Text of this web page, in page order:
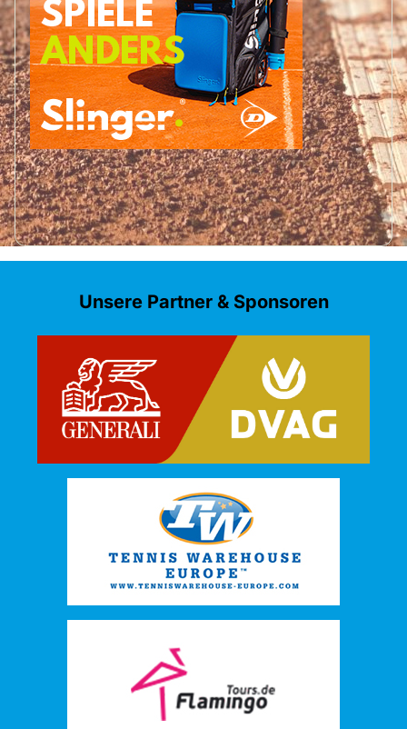
Unsere Partner & Sponsoren